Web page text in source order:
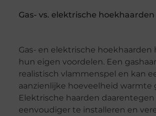
Gas- vs. elektrische hoekhaarden
Gas- en elektrische hoekhaarden
hun eigen voordelen. Een
realistisch vlammenspel en kan
aanzienlijke hoeveelheid warmte
Elektrische haarden daarentegen
eenvoudiger te installeren en